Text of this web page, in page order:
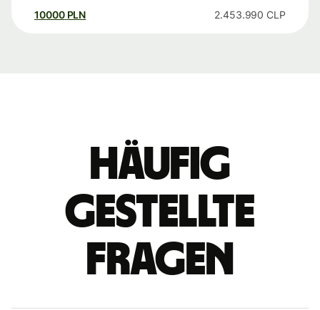
10000 PLN 2.453.990 CLP
Häufig
gestellte
Fragen